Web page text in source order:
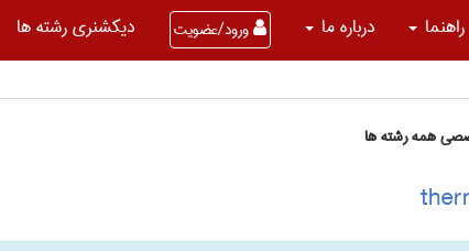
راهنما درباره ما ورود/عضویت دیکشنری رشته ها
همه رشته ها